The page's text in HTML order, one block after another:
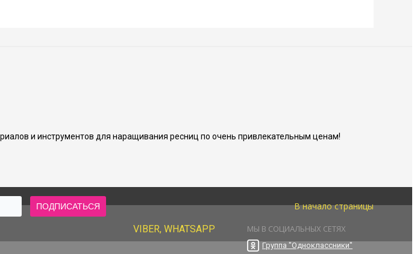
и инструментов для наращивания ресниц по очень привлекательным ценам!
В начало страницы
МЫ В СОЦИАЛЬНЫХ СЕТЯХ
Группа "Одноклассники"
VIBER, WHATSAPP